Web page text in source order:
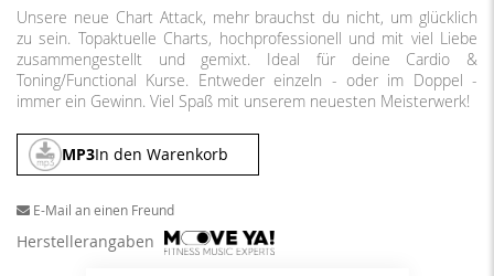
Unsere neue Chart Attack, mehr brauchst du nicht, um glücklich
zu sein. Topaktuelle Charts, hochprofessionell und mit viel Liebe
zusammengestellt und gemixt. Ideal für deine Cardio &
Toning/Functional Kurse. Entweder einzeln - oder im Doppel -
immer ein Gewinn. Viel Spaß mit unserem neuesten Meisterwerk!
MP3In den Warenkorb
E-Mail an einen Freund
Herstellerangaben